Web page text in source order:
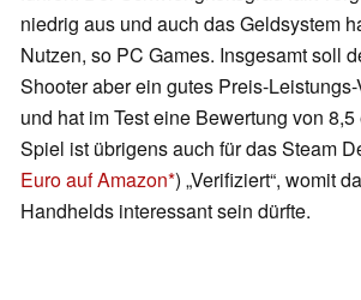
niedrig aus und auch das Geldsystem
Nutzen, so PC Games. Insgesamt soll
Shooter aber ein gutes Preis-
und hat im Test eine Bewertung von
Spiel ist übrigens auch für das Steam
Euro auf Amazon ) „Verifiziert“, womit
Handhelds interessant sein dürfte.